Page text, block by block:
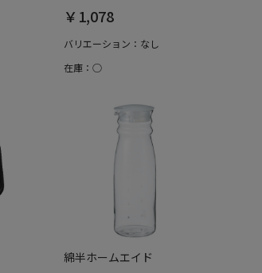
￥1,078
バリエーション：なし
在庫：○
綿半ホームエイド